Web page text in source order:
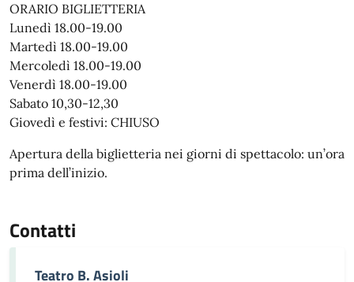
ORARIO BIGLIETTERIA
Lunedì 18.00-19.00
Martedì 18.00-19.00
Mercoledì 18.00-19.00
Venerdì 18.00-19.00
Sabato 10,30-12,30
Giovedì e festivi: CHIUSO
Apertura della biglietteria nei giorni di spettacolo: un’ora
prima dell’inizio.
Contatti
Teatro B. Asioli